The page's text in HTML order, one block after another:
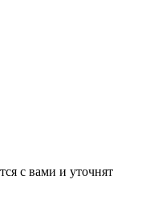
с вами и уточнят